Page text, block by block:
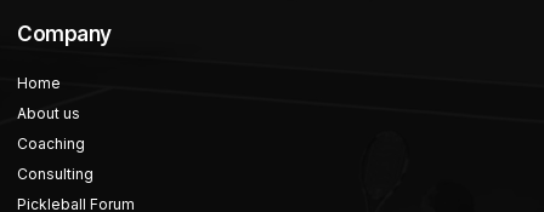
Company
Home
About us
Coaching
Consulting
Pickleball Forum